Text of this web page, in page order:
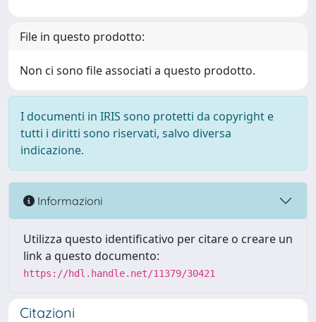
File in questo prodotto:
Non ci sono file associati a questo prodotto.
I documenti in IRIS sono protetti da copyright e
tutti i diritti sono riservati, salvo diversa
indicazione.
Informazioni
Utilizza questo identificativo per citare o creare un
link a questo documento:
https://hdl.handle.net/11379/30421
Citazioni